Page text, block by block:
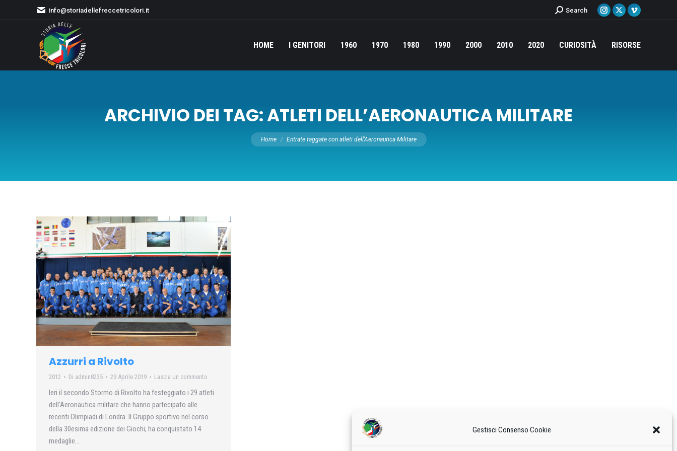
Gestisci Consenso Cookie
info@storiadellefreccetricolori.it Cerca:Search
Instagram
opens
new
X
opens
new
Vimeo
opens
new
HOME I GENITORI 1960 1970 1980 1990 2000 2010 2020 CURIOSITÀ RISORSE
ARCHIVIO DEI TAG:ATLETI DELL’AERONAUTICA MILITARE
Tu sei qui:
Home Entrate taggate con atleti dell’Aeronautica Militare
Azzurri a Rivolto
2012 Di admin8235 29 Aprile 2019 Lascia un commento
Ieri il secondo Stormo di Rivolto ha festeggiato i 29 atleti
dell’Aeronautica militare che hanno partecipato alle
recenti Olimpiadi di Londra. Il Gruppo sportivo nel corso
della 30esima edizione dei Giochi, ha conquistato 14
medaglie…